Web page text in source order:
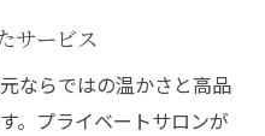
サービス
ならではの温かさと高品
。プライベートサロンが